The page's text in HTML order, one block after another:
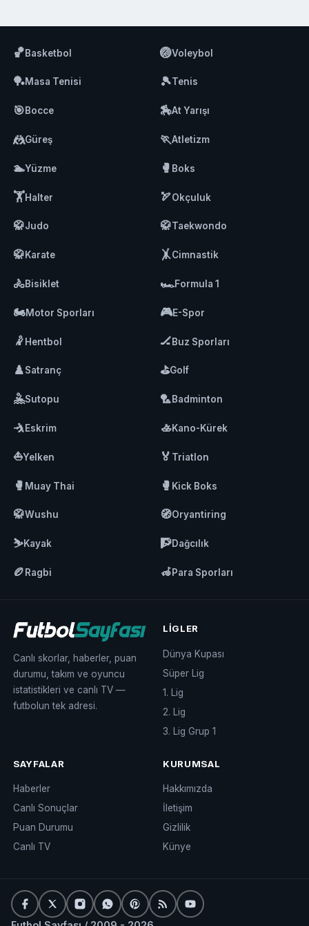
🏀Basketbol 🏐Voleybol
🏓Masa Tenisi 🎾Tenis
🎯Bocce 🏇At Yarışı
🤼Güreş 🏃Atletizm
🏊Yüzme 🥊 Boks
🏋️Halter 🏹Okçuluk
🥋Judo 🥋Taekwondo
🥋Karate 🤸Cimnastik
🚴Bisiklet 🏎️Formula 1
🏍️Motor Sporları 🎮E-Spor
🤾Hentbol 🏒Buz Sporları
♟️Satranç ⛳Golf
🤽Sutopu 🏸Badminton
🤺Eskrim 🚣Kano-Kürek
⛵Yelken 🏅 Triatlon
🥊 Muay Thai 🥊 Kick Boks
🥋Wushu 🧭Oryantiring
⛷️Kayak 🧗Dağcılık
🏉 Ragbi 🦽Para Sporları
Canlı skorlar, haberler, puan
durumu, takım ve oyuncu
istatistikleri ve canlı TV —
futbolun tek adresi.
LIGLER
Dünya Kupası
Süper Lig
1. Lig
2. Lig
3. Lig Grup 1
SAYFALAR
Haberler
Canlı Sonuçlar
Puan Durumu
Canlı TV
KURUMSAL
Hakkımızda
İletişim
Gizlilik
Künye